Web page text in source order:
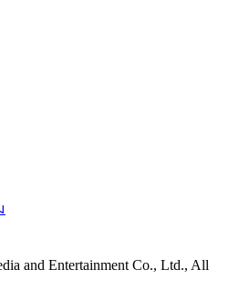
and Entertainment Co., Ltd., All